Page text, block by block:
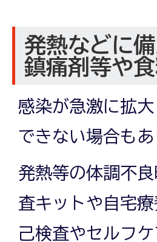
発熱などに
鎮痛剤等や
感染が急激に拡
できない場合もあ
発熱等の体調不
査キットや自宅
己検査やセルフ